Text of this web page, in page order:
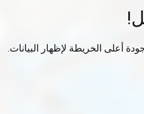
أعلى الخريطة لإظهار البيانات.